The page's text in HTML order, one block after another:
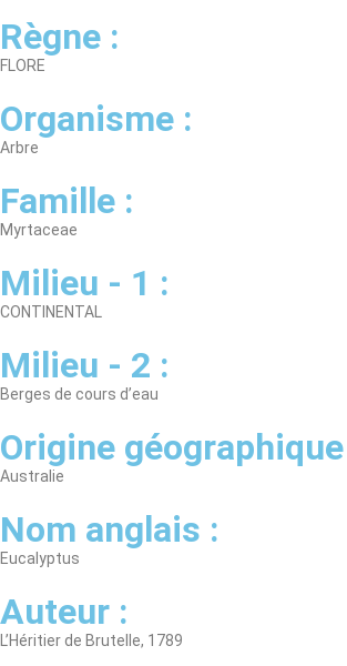
Règne :
FLORE
Organisme :
Arbre
Famille :
Myrtaceae
Milieu - 1 :
CONTINENTAL
Milieu - 2 :
Berges de cours d’eau
Origine
Australie
Nom anglais :
Eucalyptus
Auteur :
L’Héritier de Brutelle, 1789